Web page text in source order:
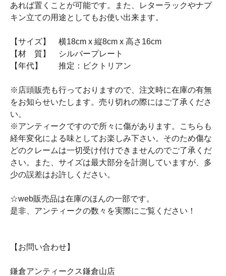
あれば置くことが可能です。また、レターラックやナプ
キン立ての用途としてもお使い出来ます。
【サイズ】 横18cm x 縦8cm x 高さ16cm
【材 質】 シルバープレート
【年代】 推定：ビクトリアン
※店頭販売も行っておりますので、注文時に在庫の有無
をお知らせいたします。売り切れの際にはご了承くださ
い。
※アンティークですので所々に傷があります。こちらも
経年変化による味としてお楽しみ下さい。そのため傷な
どのクレームは一切受け付けできませんのでご了承くだ
さい。また、サイズは最大部分を計測していますが、多
少の誤差はお許しください。
☆web販売品は在庫のほんの一部です。
是非、アンティークの数々を実際にご覧ください！
【お問い合わせ】
鎌倉アンティークス鎌倉山店